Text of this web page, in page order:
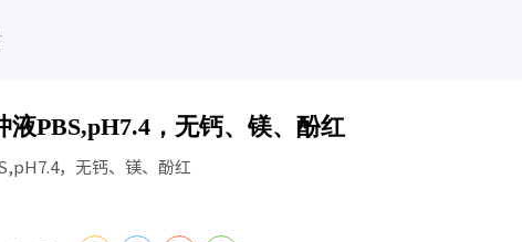
液PBS,pH7.4，无钙、镁、酚红
，无钙、镁、酚红